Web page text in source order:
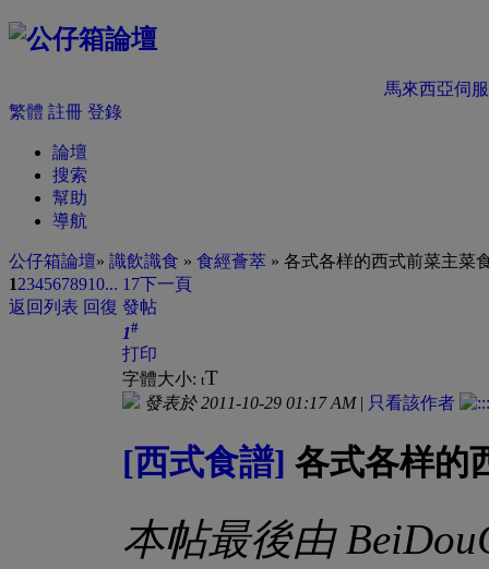
馬來西亞伺
繁體 註冊 登錄
論壇
搜索
幫助
導航
公仔箱論壇» 識飲識食 » 食經薈萃 » 各式各样的西式前菜主菜
12345678910... 17下一頁
返回列表 回復 發帖
1#
打印
字體大小: tT
發表於 2011-10-29 01:17 AM| 只看該作者
[西式食譜] 各式各样的
本帖最後由